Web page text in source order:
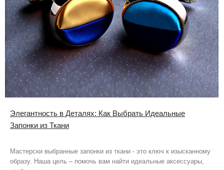
Элегантность в Деталях: Как Выбрать Идеальные
Запонки из Ткани
Мастерски выбранные запонки из ткани - это ключ к изысканному
образу. Наша цель – помочь вам найти идеальные аксессуары,